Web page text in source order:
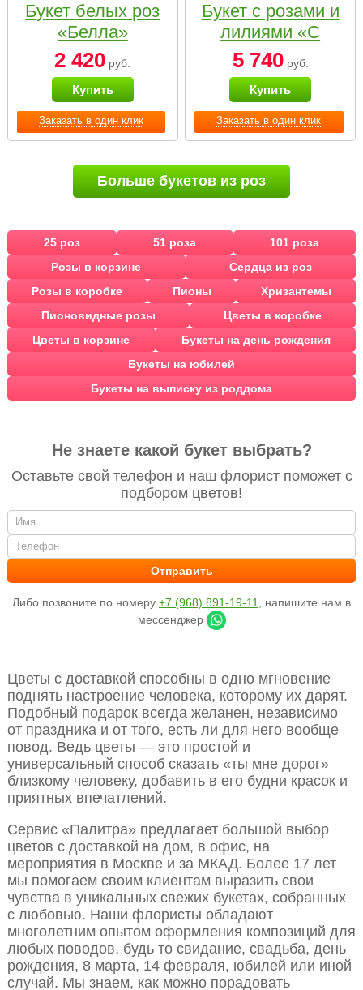
Заказать в один клик
Букет белых роз
«Белла»
2 420 руб.
Купить
Заказать в один клик
Букет с розами и
лилиями «С
наилучшими
пожеланиями»
5 740руб.
Купить
Больше букетов из роз
25 роз 51 роза
101 роза
Розы в корзине
Сердца из роз
Розы в коробке
Пионы
Хризантемы
Пионовидные розы
Цветы в коробке
Цветы в корзине
Букеты на день рождения
Букеты на юбилей
Букеты на выписку из роддома
Не знаете какой букет выбрать?
Оставьте свой телефон и наш флорист поможет с
подбором цветов!
Либо позвоните по номеру +7 (968) 891-19-11
, напишите нам в
мессенджер
Цветы с доставкой способны в одно мгновение
поднять настроение человека, которому их дарят.
Подобный подарок всегда желанен, независимо
от праздника и от того, есть ли для него вообще
повод. Ведь цветы — это простой и
универсальный способ сказать «ты мне дорог»
близкому человеку, добавить в его будни красок и
приятных впечатлений.
Сервис «Палитра» предлагает большой выбор
цветов с доставкой на дом, в офис, на
мероприятия в Москве и за МКАД. Более 17 лет
мы помогаем своим клиентам выразить свои
чувства в уникальных свежих букетах, собранных
с любовью. Наши флористы обладают
многолетним опытом оформления композиций для
любых поводов, будь то свидание, свадьба, день
рождения, 8 марта, 14 февраля, юбилей или иной
случай. Мы знаем, как можно порадовать